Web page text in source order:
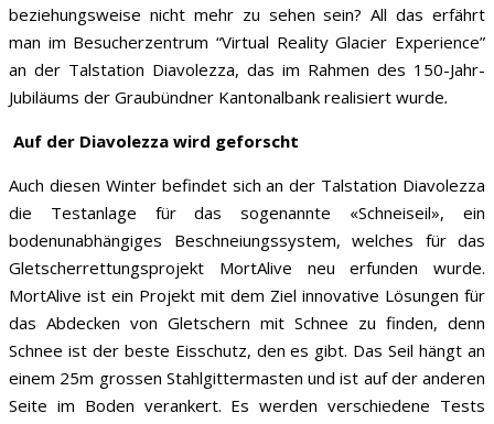
beziehungsweise nicht mehr zu sehen sein? All das erfährt
man im Besucherzentrum “Virtual Reality Glacier Experience”
an der Talstation Diavolezza, das im Rahmen des 150-Jahr-
Jubiläums der Graubündner Kantonalbank realisiert wurde.
Auf der Diavolezza wird geforscht
Auch diesen Winter befindet sich an der Talstation Diavolezza
die Testanlage für das sogenannte «Schneiseil», ein
bodenunabhängiges Beschneiungssystem, welches für das
Gletscherrettungsprojekt MortAlive neu erfunden wurde.
MortAlive ist ein Projekt mit dem Ziel innovative Lösungen für
das Abdecken von Gletschern mit Schnee zu finden, denn
Schnee ist der beste Eisschutz, den es gibt. Das Seil hängt an
einem 25m grossen Stahlgittermasten und ist auf der anderen
Seite im Boden verankert. Es werden verschiedene Tests